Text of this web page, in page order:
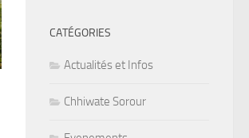
CATÉGORIES
Actualités et Infos
Chhiwate Sorour